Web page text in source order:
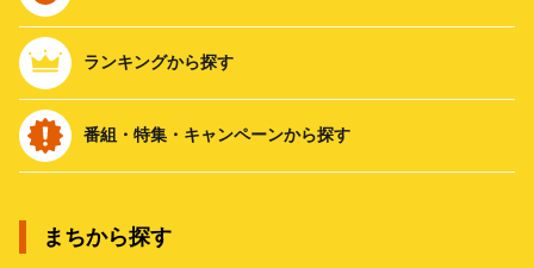
ランキングから探す
番組・特集・キャンペーンから探す
まちから探す